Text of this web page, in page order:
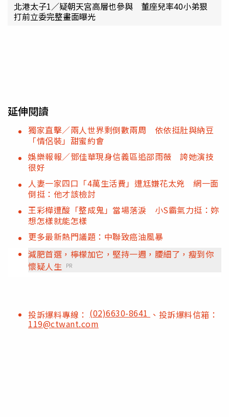
北港太子1／疑朝天宮高層也參與 董座兒率40小弟狠
打前立委完整畫面曝光
延伸閱讀
獨家直擊／兩人世界剩倒數兩周 依依挺肚與納豆
「情侶裝」甜蜜約會
娛樂報報／鄧佳華現身信義區追邵雨薇 誇她演技
很好
人妻一家四口「4萬生活費」遭尪嫌花太兇 網一面
倒挺：他才該檢討
王彩樺遭酸「整成鬼」當場落淚 小S霸氣力挺：妳
想怎樣就能怎樣
更多最新熱門議題：中聯致癌油風暴
減肥首選，檸檬加它，堅持一週，腰細了，瘦到你
懷疑人生 PR
投訴爆料專線： (02)6630-8641 、投訴爆料信箱：
119@ctwant.com